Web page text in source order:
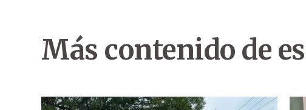
Más contenido de